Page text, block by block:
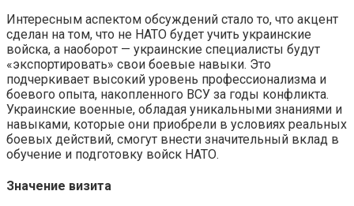
Интересным аспектом обсуждений стало то, что акцент
сделан на том, что не НАТО будет учить украинские
войска, а наоборот — украинские специалисты будут
«экспортировать» свои боевые навыки. Это
подчеркивает высокий уровень профессионализма и
боевого опыта, накопленного ВСУ за годы конфликта.
Украинские военные, обладая уникальными знаниями и
навыками, которые они приобрели в условиях реальных
боевых действий, смогут внести значительный вклад в
обучение и подготовку войск НАТО.
Значение визита